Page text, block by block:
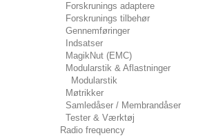
Forskrunings adaptere
Forskrunings tilbehør
Gennemføringer
Indsatser
MagikNut (EMC)
Modularstik & Aflastninger
Modularstik
Møtrikker
Samledåser / Membrandåser
Tester & Værktøj
Radio frequency